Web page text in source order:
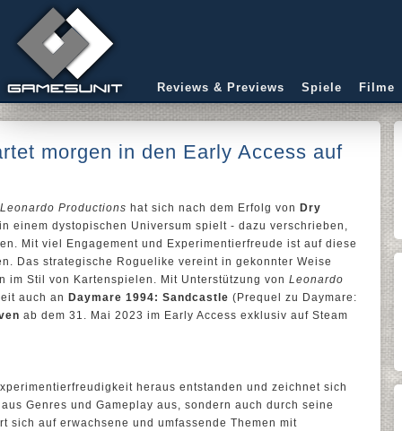
Reviews & Previews Spiele Filme
morgen in den Early Access auf
Leonardo Productions hat sich nach dem Erfolg von Dry
einem dystopischen Universum spielt - dazu verschrieben,
Mit viel Engagement und Experimentierfreude ist auf diese
Das strategische Roguelike vereint in gekonnter Weise
im Stil von Kartenspielen. Mit Unterstützung von Leonardo
auch an Daymare 1994: Sandcastle (Prequel zu Daymare:
ab dem 31. Mai 2023 im Early Access exklusiv auf Steam
heraus entstanden und zeichnet sich
Genres und Gameplay aus, sondern auch durch seine
sich auf erwachsene und umfassende Themen mit